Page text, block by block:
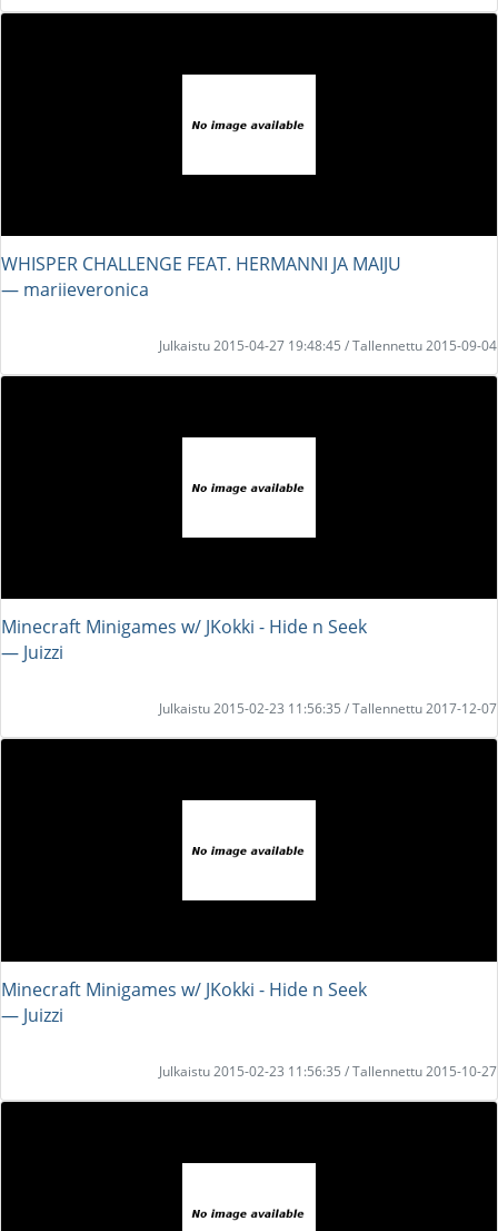
WHISPER CHALLENGE FEAT. HERMANNI JA MAIJU
― mariieveronica
Julkaistu 2015-04-27 19:48:45 / Tallennettu 2015-09-04
Minecraft Minigames w/ JKokki - Hide n Seek
― Juizzi
Julkaistu 2015-02-23 11:56:35 / Tallennettu 2017-12-07
Minecraft Minigames w/ JKokki - Hide n Seek
― Juizzi
Julkaistu 2015-02-23 11:56:35 / Tallennettu 2015-10-27